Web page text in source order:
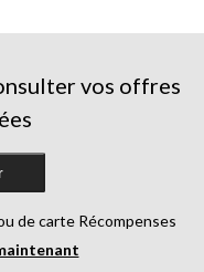
vos offres
de carte Récompenses